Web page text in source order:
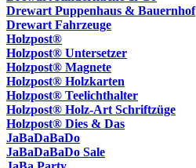
Drewart Puppenhaus & Bauernhof
Drewart Fahrzeuge
Holzpost®
Holzpost® Untersetzer
Holzpost® Magnete
Holzpost® Holzkarten
Holzpost® Teelichthalter
Holzpost® Holz-Art Schriftzüge
Holzpost® Dies & Das
JaBaDaBaDo
JaBaDaBaDo Sale